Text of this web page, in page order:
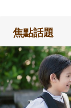
焦點話題